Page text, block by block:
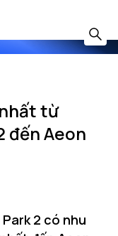
từ
đến Aeon
2 có nhu